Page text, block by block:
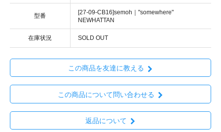
型番
[27-09-CB16]semoh｜"somewhere"
NEWHATTAN
在庫状況 SOLD OUT
この商品を友達に教える
この商品について問い合わせる
返品について